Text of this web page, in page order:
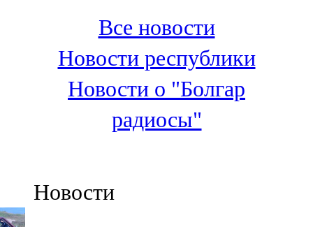
100,3 FM
Зәй
106,6 FM
Кадыбаш
105,2 FM
91,5 FM
Все новости
Новости республики
Новости о "Болгар
радиосы"
Новости